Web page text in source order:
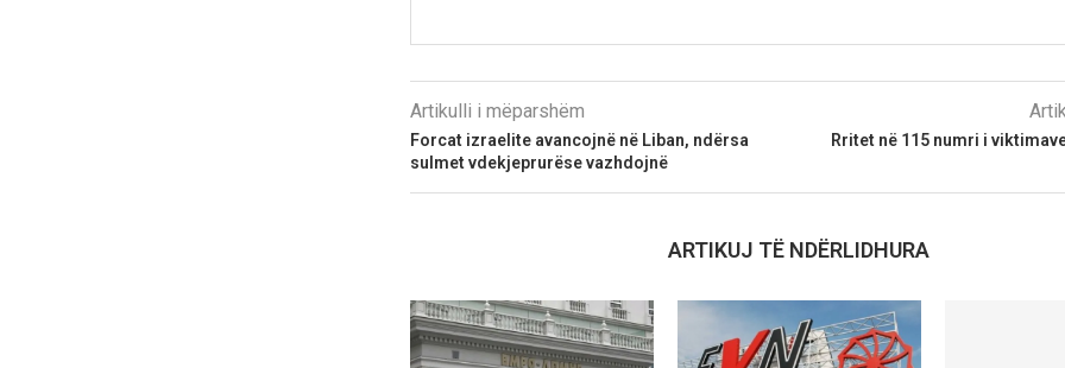
Artikulli i mëparshëm
Forcat izraelite avancojnë në Liban, ndërsa
sulmet vdekjeprurëse vazhdojnë
Rritet në 115 numri i
ARTIKUJ TË NDËRLIDHURA